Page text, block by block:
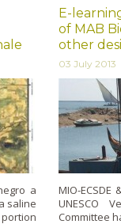
a
saline
portion
E-
of MAB
other
03 July 2013
MIO-
UNESCO
Committee